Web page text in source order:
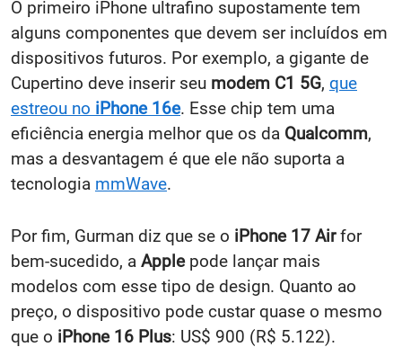
O primeiro iPhone ultrafino supostamente tem
alguns componentes que devem ser incluídos em
dispositivos futuros. Por exemplo, a gigante de
Cupertino deve inserir seu modem C1 5G, que
estreou no iPhone 16e. Esse chip tem uma
eficiência energia melhor que os da Qualcomm,
mas a desvantagem é que ele não suporta a
tecnologia mmWave.
Por fim, Gurman diz que se o iPhone 17 Airfor
bem-sucedido, a Apple pode lançar mais
modelos com esse tipo de design. Quanto ao
preço, o dispositivo pode custar quase o mesmo
que o iPhone 16 Plus: US$ 900 (R$ 5.122).